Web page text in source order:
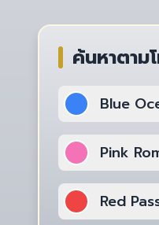
ค้นหาตาม
Blue
Pink
Red